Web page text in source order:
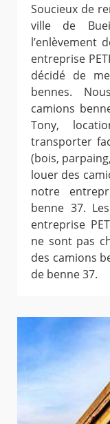
Soucieux de
ville de
l’enlèvement
entreprise
décidé de
bennes.
camions
Tony,
transporter
(bois,
louer des
notre
benne 37.
entreprise
ne sont pas
des camions
de benne 37.